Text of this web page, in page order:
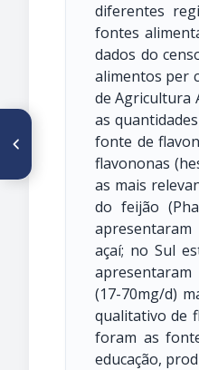
diferentes
fontes
dados do
alimentos per
de Agricultura
as
fonte de
flavononas
as mais
do feijão
açaí; no Sul
apresentaram
(17-70mg/d)
qualitativo de
foram as
educação,
ARTÍCULO ANTERIOR
CO156. FORMULACIÓN DE UN
PONQUÉ PARA CELÍACOS A
BASE DE HIDROCOLOIDES